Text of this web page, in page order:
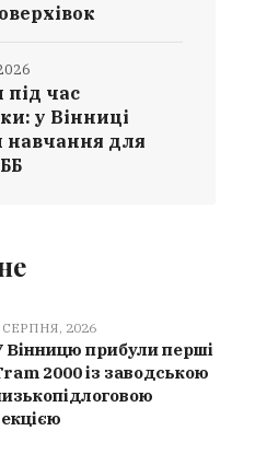
під час
у Вінниці
навчання для
СЕРПНЯ, 2026
Вінницю прибули перші
2000 із заводською